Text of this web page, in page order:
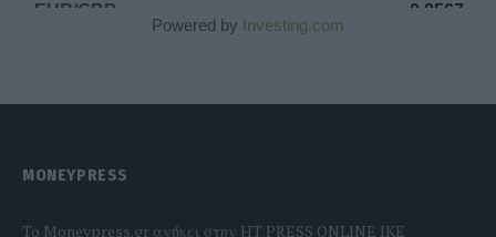
Powered by Investing.com
MONEYPRESS
To Moneypress.gr ανήκει στην HT PRESS ONLINE IKE